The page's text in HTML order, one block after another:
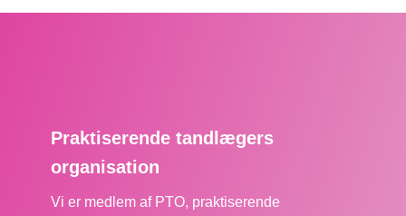
Praktiserende tandlægers
organisation
Vi er medlem af PTO, praktiserende